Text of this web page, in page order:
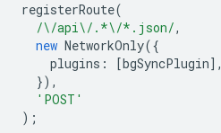
registerRoute(
/\/api\/.*\/*.json/,
new NetworkOnly({
plugins : [bgSyncPlugin],
}),
'POST'
);